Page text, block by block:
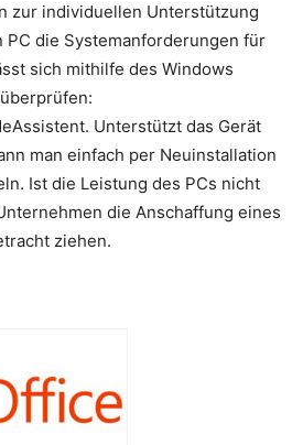
zur individuellen Unterstützung
PC die Systemanforderungen für
sich mithilfe des Windows
Unterstützt das Gerät
man einfach per Neuinstallation
Ist die Leistung des PCs nicht
die Anschaffung eines
ziehen.